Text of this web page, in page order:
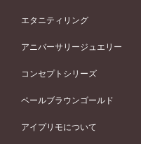
ピンクゴールド
ペールブラウンゴールド
ウェーブライン
V字ライン
ワンサイドメレ
ダブルサイドメレ
シンプル
フェミニン
50万円台～
結婚指輪一覧
ピンクゴールド
ペールブラウンゴールド
ウェーブライン
V字ライン
ワンメレ
シンプル
セットリング
セットリング一覧
ピンクゴールド
エタニティリング
エタニティリング
エタニティリング一覧
アニバーサリージュエリー
アニバーサリージュエリー
アニバーサリージュエリー一覧
コンセプトシリーズ
コンセプトシリーズ
オリジンビリーフ
ペールブラウンゴールド
アイプリモについて